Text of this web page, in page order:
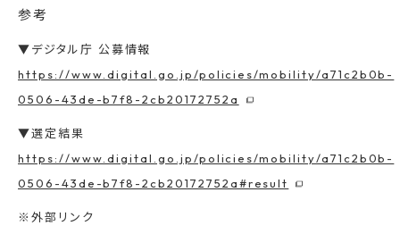
参考
▼デジタル庁 公募情報
https://www.digital.go.jp/policies/mobility/a71c2b0b-
0506-43de-b7f8-2cb20172752a
▼選定結果
https://www.digital.go.jp/policies/mobility/a71c2b0b-
0506-43de-b7f8-2cb20172752a#result
※外部リンク